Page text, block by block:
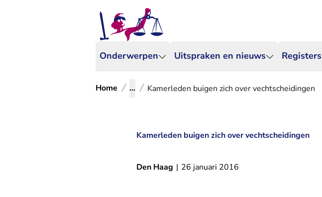
Onderwerpen Uitspraken en nieuws Registers
Home ... Kamerleden buigen zich over vechtscheidingen
Kamerleden buigen zich over vechtscheidingen
Den Haag | 26 januari 2016